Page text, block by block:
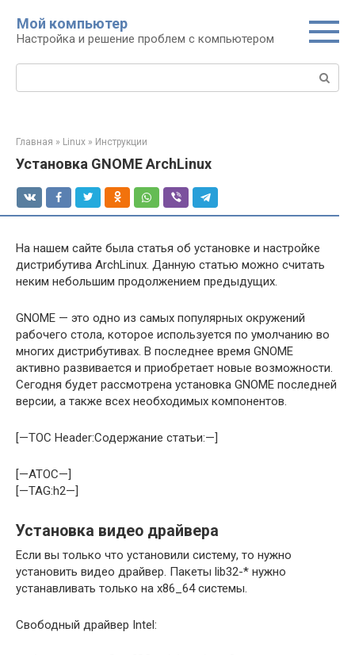
контенту
Мой компьютер
Настройка и решение проблем с компьютером
Поиск:
Главная » Linux » Инструкции
Установка GNOME ArchLinux
На нашем сайте была статья об установке и настройке
дистрибутива ArchLinux. Данную статью можно считать
неким небольшим продолжением предыдущих.
GNOME — это одно из самых популярных окружений
рабочего стола, которое используется по умолчанию во
многих дистрибутивах. В последнее время GNOME
активно развивается и приобретает новые возможности.
Сегодня будет рассмотрена установка GNOME последней
версии, а также всех необходимых компонентов.
[—TOC Header:Содержание статьи:—]
[—ATOC—]
[—TAG:h2—]
Установка видео драйвера
Если вы только что установили систему, то нужно
установить видео драйвер. Пакеты lib32-* нужно
устанавливать только на x86_64 системы.
Свободный драйвер Intel: